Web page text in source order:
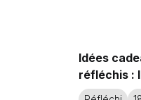
Idées
réfléchis :